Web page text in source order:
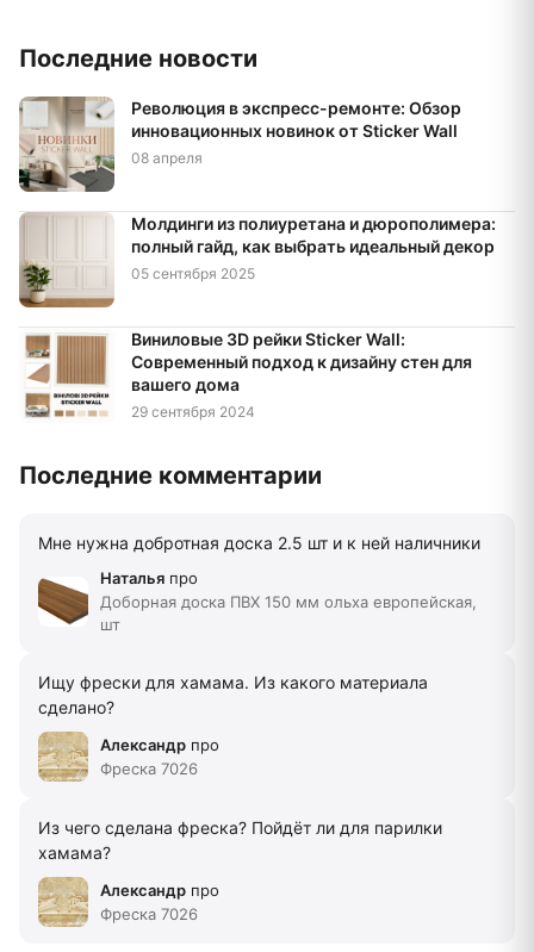
Последние новости
Революция в экспресс-ремонте: Обзор
инновационных новинок от Sticker Wall
08 апреля
Молдинги из полиуретана и дюрополимера:
полный гайд, как выбрать идеальный декор
05 сентября 2025
Виниловые 3D рейки Sticker Wall:
Современный подход к дизайну стен для
вашего дома
29 сентября 2024
Последние комментарии
Мне нужна добротная доска 2.5 шт и к ней наличники
Наталья про
Доборная доска ПВХ 150 мм ольха европейская,
шт
Ищу фрески для хамама. Из какого материала
сделано?
Александр про
Фреска 7026
Из чего сделана фреска? Пойдёт ли для парилки
хамама?
Александр про
Фреска 7026